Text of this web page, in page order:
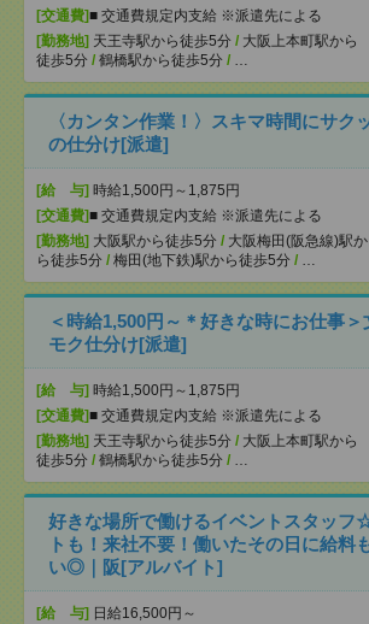
[交通費]■ 交通費規定内支給 ※派遣先による
[勤務地] 天王寺駅から徒歩5分 / 大阪上本町駅から
徒歩5分 / 鶴橋駅から徒歩5分 / …
〈カンタン作業！〉スキマ時間にサク
の仕分け[派遣]
[給 与] 時給1,500円～1,875円
[交通費]■ 交通費規定内支給 ※派遣先による
[勤務地] 大阪駅から徒歩5分 / 大阪梅田(阪急線)駅か
ら徒歩5分 / 梅田(地下鉄)駅から徒歩5分 / …
＜時給1,500円～＊好きな時にお仕事＞
モク仕分け[派遣]
[給 与] 時給1,500円～1,875円
[交通費]■ 交通費規定内支給 ※派遣先による
[勤務地] 天王寺駅から徒歩5分 / 大阪上本町駅から
徒歩5分 / 鶴橋駅から徒歩5分 / …
好きな場所で働けるイベントスタッフ
トも！来社不要！働いたその日に給料
い◎｜阪[アルバイト]
[給 与] 日給16,500円～